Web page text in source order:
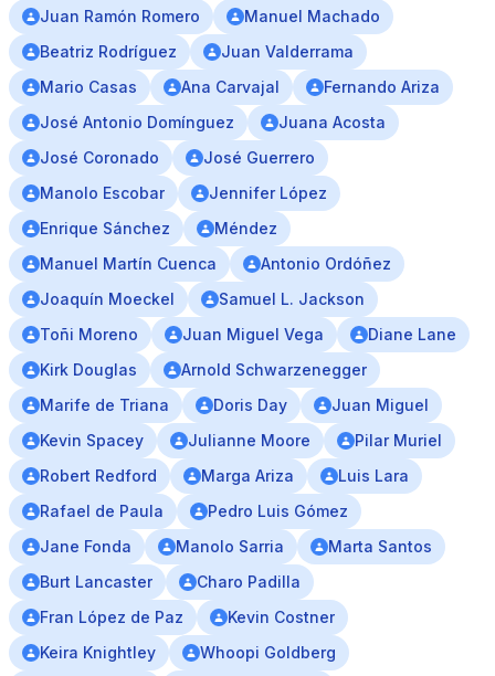
Juan Ramón Romero
Manuel Machado
Beatriz Rodríguez
Juan Valderrama
Mario Casas
Ana Carvajal
Fernando Ariza
José Antonio Domínguez
Juana Acosta
José Coronado
José Guerrero
Manolo Escobar
Jennifer López
Enrique Sánchez
Méndez
Manuel Martín Cuenca
Antonio Ordóñez
Joaquín Moeckel
Samuel L. Jackson
Toñi Moreno
Juan Miguel Vega
Diane Lane
Kirk Douglas
Arnold Schwarzenegger
Marife de Triana
Doris Day
Juan Miguel
Kevin Spacey
Julianne Moore
Pilar Muriel
Robert Redford
Marga Ariza
Luis Lara
Rafael de Paula
Pedro Luis Gómez
Jane Fonda
Manolo Sarria
Marta Santos
Burt Lancaster
Charo Padilla
Fran López de Paz
Kevin Costner
Keira Knightley
Whoopi Goldberg